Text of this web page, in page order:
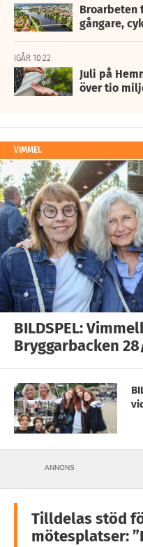
Broarbeten
gångare,
IGÅR 10:22
Juli på
över tio
VIMMEL
BILDSPEL:
Bryggarbacken
ANNONS
Tilldelas stöd
mötesplatser: